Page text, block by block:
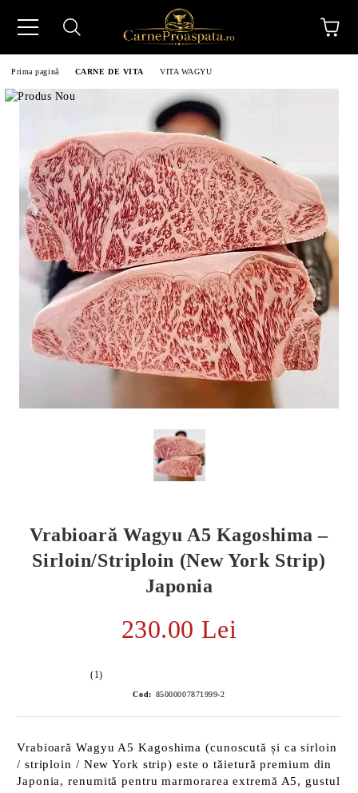
Prima pagină CARNE DE VITA VITA WAGYU
Vrabioară Wagyu A5 Kagoshima –
Sirloin/Striploin (New York Strip)
Japonia
230.00 Lei
(1)
Cod: 85000007871999-2
Vrabioară Wagyu A5 Kagoshima (cunoscută și ca sirloin
/ striploin / New York strip) este o tăietură premium din
Japonia, renumită pentru marmorarea extremă A5, gustul